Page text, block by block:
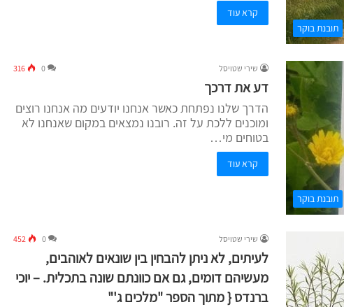
תובנת בוקר
קרא עוד
תובנת בוקר
שירי שטויסל 0
316
דע את דרכך
הדרך שלנו נפתחת כאשר אנחנו יודעים מה אנחנו רוצים
ומוכנים ללכת על זה. רובנו נמצאים במקום שאנחנו לא
בטוחים מי…
קרא עוד
שירי שטויסל 0
452
לעיתים, לא ניתן להבחין בין שונאים לאוהבים,
מעשיהם דומים, גם אם כוונתם שונה בתכלית. – יוכי
ברנדס { מתוך הספר "מלכים ג'"